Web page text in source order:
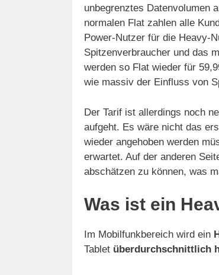
unbegrenztes Datenvolumen
normalen Flat zahlen alle
Power-Nutzer für die Heavy-
Spitzenverbraucher und das
werden so Flat wieder für
wie massiv der Einfluss von
Der Tarif ist allerdings noch
aufgeht. Es wäre nicht das
wieder angehoben werden
erwartet. Auf der anderen
abschätzen zu können, was
Was ist ein
Im Mobilfunkbereich wird ein
Tablet überdurchschnittlich